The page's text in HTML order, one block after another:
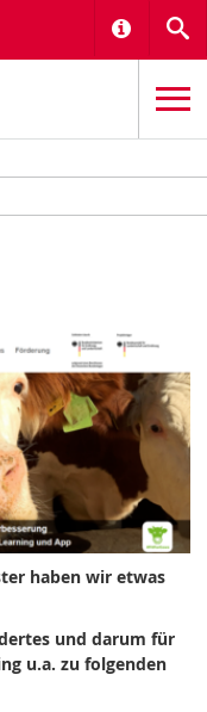
haben wir etwas
und darum für
u.a. zu folgenden